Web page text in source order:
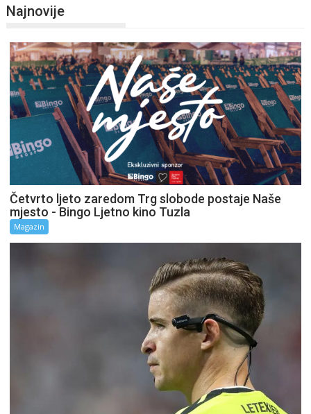
Najnovije
Četvrto ljeto zaredom Trg slobode postaje Naše
mjesto - Bingo Ljetno kino Tuzla
Magazin